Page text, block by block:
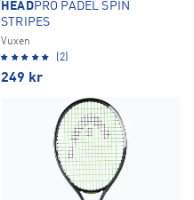
HEADPRO PADEL SPIN
STRIPES
Vuxen
(2)
249 kr